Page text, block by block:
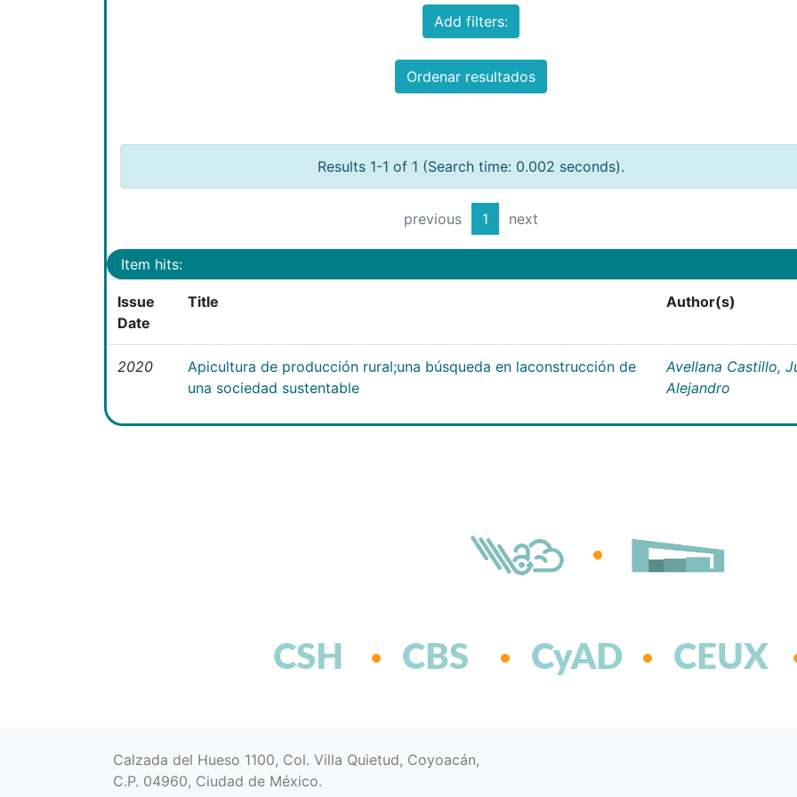
Add filters:
Ordenar resultados
Results 1-1 of 1 (Search time: 0.002 seconds).
previous 1 next
Item hits:
Issue
Date
Title Author(s)
2020
Apicultura de producción rural;una búsqueda en laconstrucción de
una sociedad sustentable
Avellana Castillo,
Alejandro
CSH CBS CyAD CEUX
Calzada del Hueso 1100, Col. Villa Quietud, Coyoacán,
C.P. 04960, Ciudad de México.